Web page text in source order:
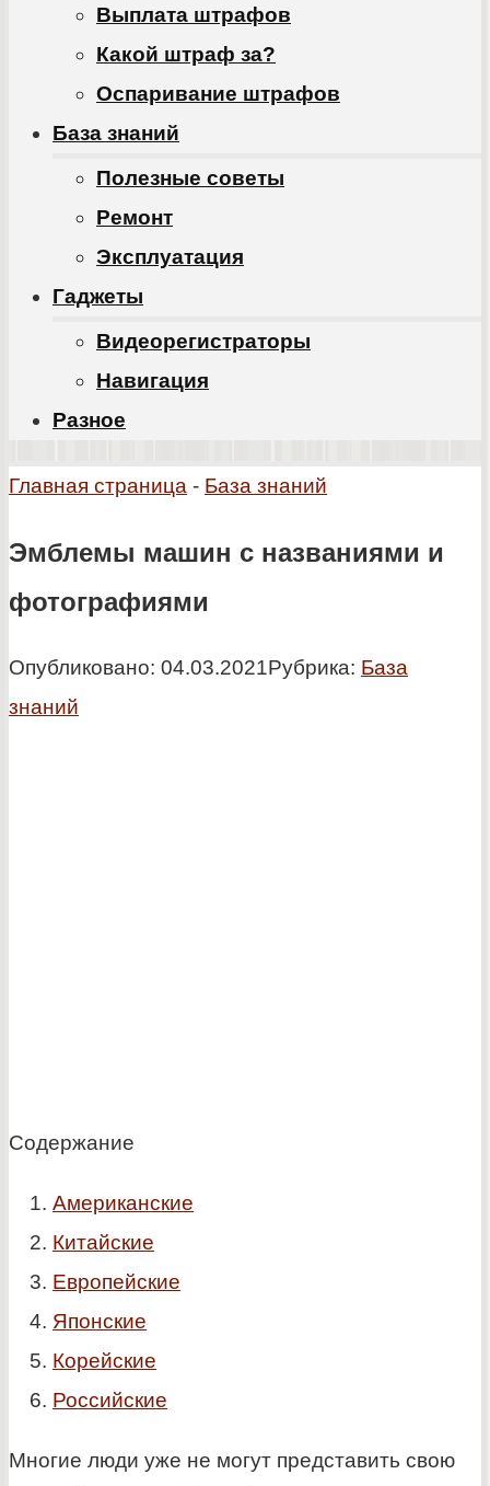
Выплата штрафов
Какой штраф за?
Оспаривание штрафов
База знаний
Полезные советы
Ремонт
Эксплуатация
Гаджеты
Видеорегистраторы
Навигация
Разное
Главная страница - База знаний
Эмблемы машин с названиями и
фотографиями
Опубликовано: 04.03.2021Рубрика: База
знаний
Содержание
Американские
Китайские
Европейские
Японские
Корейские
Российские
Многие люди уже не могут представить свою